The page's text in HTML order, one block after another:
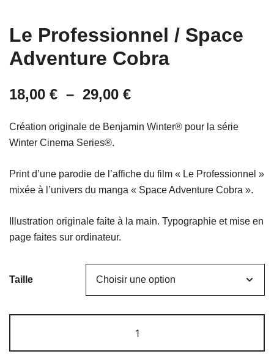
Le Professionnel / Space
Adventure Cobra
18,00 € – 29,00 €Plage
18,00 €
à
29,00 €
Création originale de Benjamin Winter® pour la série
Winter Cinema Series®.
Print d’une parodie de l’affiche du film « Le Professionnel »
mixée à l’univers du manga « Space Adventure Cobra ».
Illustration originale faite à la main. Typographie et mise en
page faites sur ordinateur.
Taille
de
Le